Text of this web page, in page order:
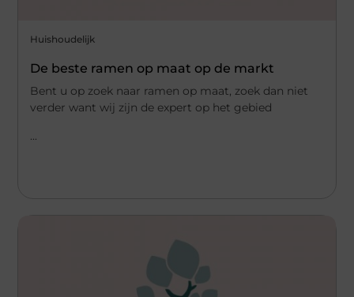
Huishoudelijk
De beste ramen op maat op de markt
Bent u op zoek naar ramen op maat, zoek dan niet
verder want wij zijn de expert op het gebied